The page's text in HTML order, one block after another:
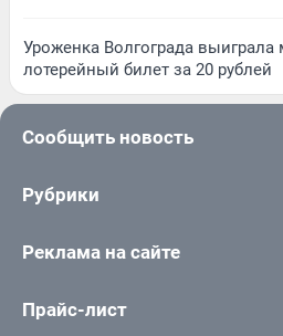
Уроженка Волгограда выиграла
лотерейный билет за 20 рублей
Сообщить новость
Рубрики
Реклама на сайте
Прайс-лист